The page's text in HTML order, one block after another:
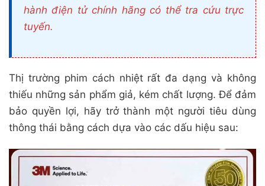
hành điện tử chính hãng có thể tra cứu trực
tuyến.
Thị trường phim cách nhiệt rất đa dạng và không
thiếu những sản phẩm giả, kém chất lượng. Để đảm
bảo quyền lợi, hãy trở thành một người tiêu dùng
thông thái bằng cách dựa vào các dấu hiệu sau: